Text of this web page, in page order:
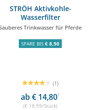
STRÖH Aktivkohle-
Wasserfilter
Trinkwasser für Pferde
SPARE BIS € 8,50
(1)
ab € 14,801
(€ 18,99/Stück)